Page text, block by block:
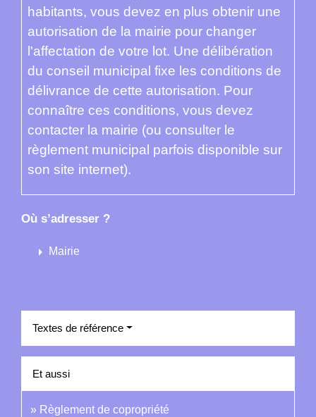
habitants, vous devez en plus obtenir une
autorisation de la mairie pour changer
l'affectation de votre lot. Une délibération
du conseil municipal fixe les conditions de
délivrance de cette autorisation. Pour
connaître ces conditions, vous devez
contacter la mairie (ou consulter le
règlement municipal parfois disponible sur
son site internet).
Où s’adresser ?
arrow_right Mairie
Textes de référence
Et aussi
Règlement de copropriété